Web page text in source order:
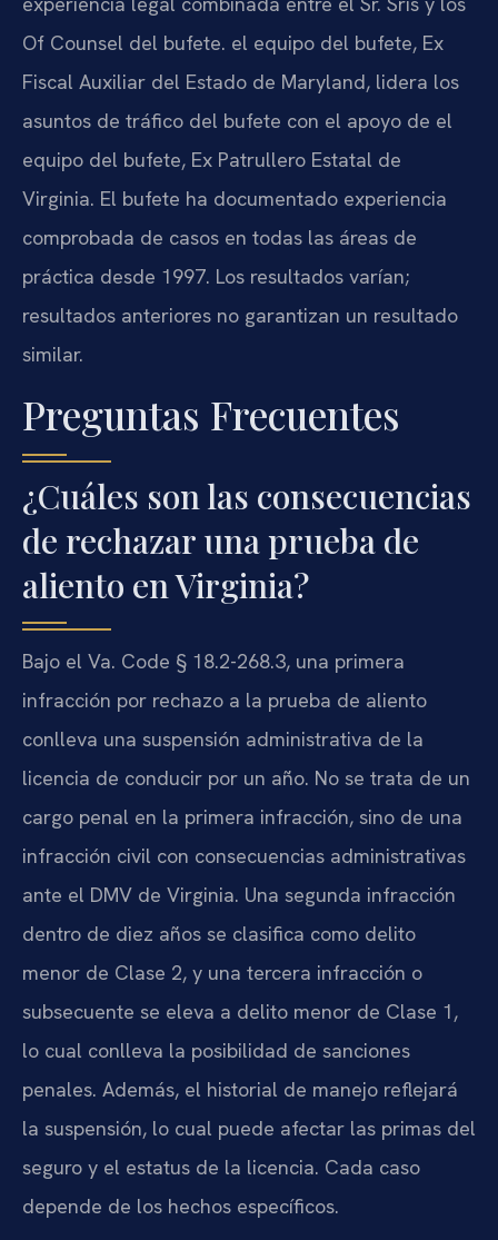
Of Counsel del bufete. el equipo del bufete, Ex
Fiscal Auxiliar del Estado de Maryland, lidera los
asuntos de tráfico del bufete con el apoyo de el
equipo del bufete, Ex Patrullero Estatal de
Virginia. El bufete ha documentado experiencia
comprobada de casos en todas las áreas de
práctica desde 1997. Los resultados varían;
resultados anteriores no garantizan un resultado
similar.
Preguntas Frecuentes
¿Cuáles son las consecuencias
de rechazar una prueba de
aliento en Virginia?
Bajo el Va. Code § 18.2-268.3, una primera
infracción por rechazo a la prueba de aliento
conlleva una suspensión administrativa de la
licencia de conducir por un año. No se trata de un
cargo penal en la primera infracción, sino de una
infracción civil con consecuencias administrativas
ante el DMV de Virginia. Una segunda infracción
dentro de diez años se clasifica como delito
menor de Clase 2, y una tercera infracción o
subsecuente se eleva a delito menor de Clase 1,
lo cual conlleva la posibilidad de sanciones
penales. Además, el historial de manejo reflejará
la suspensión, lo cual puede afectar las primas del
seguro y el estatus de la licencia. Cada caso
depende de los hechos específicos.